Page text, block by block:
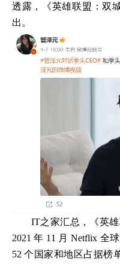
透露，《英雄联盟：双
出。
IT之家汇总，《英
2021 年 11 月 Netflix 全
52 个国家和地区占据榜